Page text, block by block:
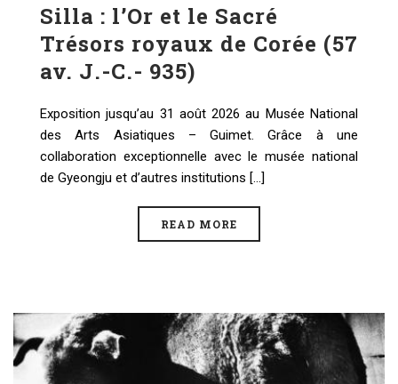
Silla : l’Or et le Sacré
Trésors royaux de Corée (57
av. J.-C.- 935)
Exposition jusqu’au 31 août 2026 au Musée National
des Arts Asiatiques – Guimet. Grâce à une
collaboration exceptionnelle avec le musée national
de Gyeongju et d’autres institutions [...]
READ MORE